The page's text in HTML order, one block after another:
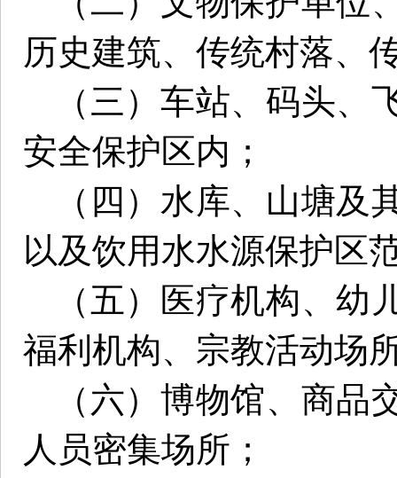
历史建筑、传统村落、
（三）车站、码头
安全保护区内；
（四）水库、山塘
以及饮用水水源保护区
（五）医疗机构、
福利机构、宗教活动场
（六）博物馆、商
人员密集场所；